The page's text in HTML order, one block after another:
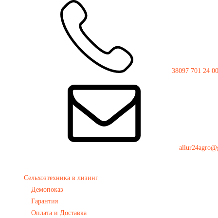
38097 701 24 00
Сельхозтехника в лизинг
Демопоказ
Гарантия
Оплата и Доставка